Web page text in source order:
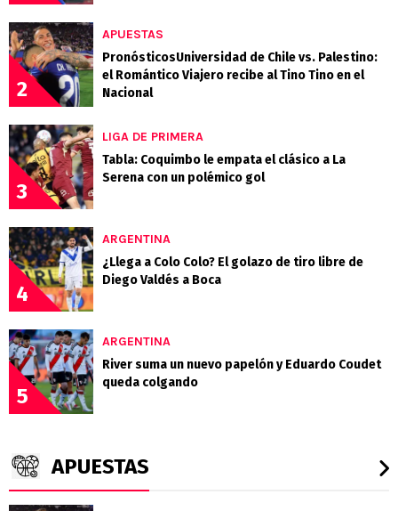
2
APUESTAS
PronósticosUniversidad de Chile vs. Palestino:
el Romántico Viajero recibe al Tino Tino en el
Nacional
3
LIGA DE PRIMERA
Tabla: Coquimbo le empata el clásico a La
Serena con un polémico gol
4
ARGENTINA
¿Llega a Colo Colo? El golazo de tiro libre de
Diego Valdés a Boca
5
ARGENTINA
River suma un nuevo papelón y Eduardo Coudet
queda colgando
APUESTAS